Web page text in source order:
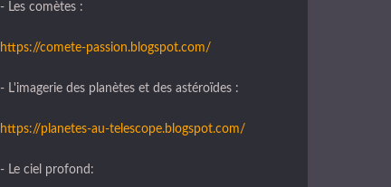
- Les comètes :
https://comete-passion.blogspot.com/
- L'imagerie des planètes et des astéroïdes :
https://planetes-au-telescope.blogspot.com/
- Le ciel profond: